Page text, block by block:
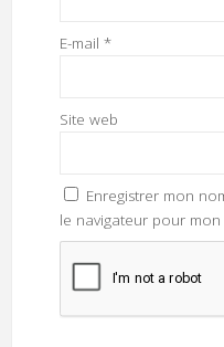
E-mail *
Site web
Enregistrer mon
le navigateur pour